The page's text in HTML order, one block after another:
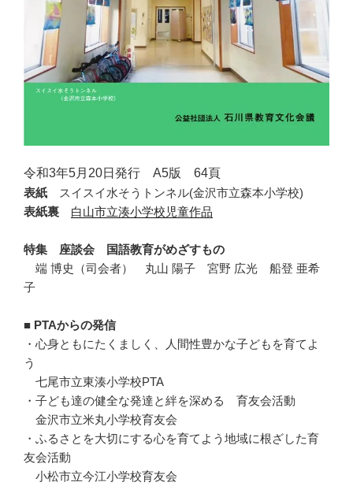
令和3年5月20日発行 A5版 64頁
表紙 スイスイ水そうトンネル(金沢市立森本小学校)
表紙裏
白山市立湊小学校児童作品
特集 座談会
国語教育がめざすもの
端 博史（司会者） 丸山 陽子 宮野 広光 船登 亜希
子
■ PTAからの発信
・心身ともにたくましく、人間性豊かな子どもを育てよ
う
七尾市立東湊小学校PTA
・子ども達の健全な発達と絆を深める 育友会活動
金沢市立米丸小学校育友会
・ふるさとを大切にする心を育てよう地域に根ざした育
友会活動
小松市立今江小学校育友会